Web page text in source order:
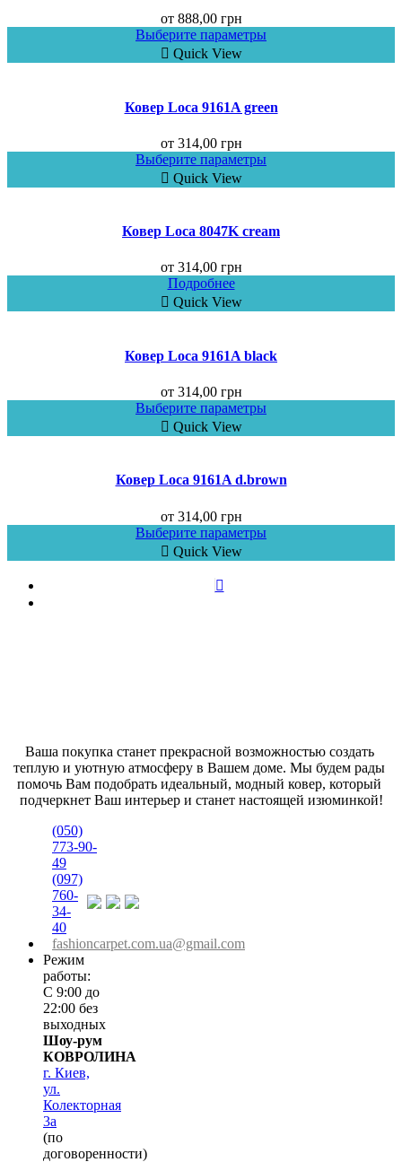
от 888,00 грн
Выберите параметры
Quick View
Ковер Loca 9161A green
от 314,00 грн
Выберите параметры
Quick View
Ковер Loca 8047K cream
от 314,00 грн
Подробнее
Quick View
Ковер Loca 9161A black
от 314,00 грн
Выберите параметры
Quick View
Ковер Loca 9161A d.brown
от 314,00 грн
Выберите параметры
Quick View
Ваша покупка станет прекрасной возможностью создать
теплую и уютную атмосферу в Вашем доме. Мы будем рады
помочь Вам подобрать идеальный, модный ковер, который
подчеркнет Ваш интерьер и станет настоящей изюминкой!
(050)
773-90-
49
(097)
760-
34-
40
fashioncarpet.com.ua@gmail.com
Режим
работы:
С 9:00 до
22:00 без
выходных
Шоу-рум
КОВРОЛИНА
г. Киев,
ул.
Колекторная
3а
(по
договоренности)